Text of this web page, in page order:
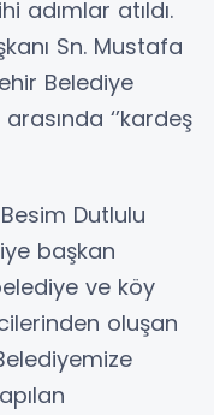
adımlar atıldı.
Sn. Mustafa
Belediye
‘’kardeş
Dutlulu
başkan
ve köy
oluşan